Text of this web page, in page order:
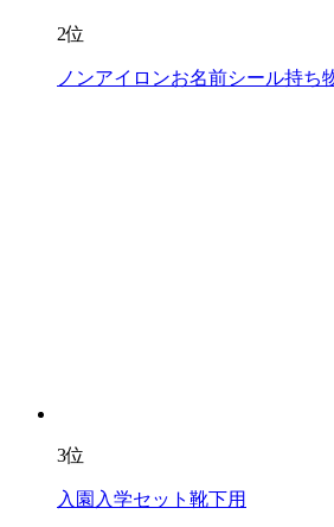
2位
ノンアイロンお名前シール持ち
3位
入園入学セット靴下用